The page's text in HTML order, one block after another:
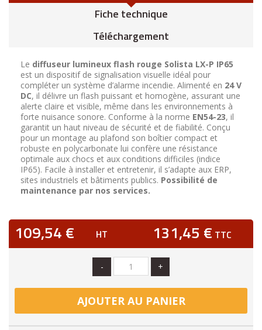
Fiche technique
Téléchargement
Le diffuseur lumineux flash rouge Solista LX-P IP65
est un dispositif de signalisation visuelle idéal pour
compléter un système d’alarme incendie. Alimenté en 24 V
DC, il délivre un flash puissant et homogène, assurant une
alerte claire et visible, même dans les environnements à
forte nuisance sonore. Conforme à la norme EN54-23, il
garantit un haut niveau de sécurité et de fiabilité. Conçu
pour un montage au plafond son boîtier compact et
robuste en polycarbonate lui confère une résistance
optimale aux chocs et aux conditions difficiles (indice
IP65). Facile à installer et entretenir, il s’adapte aux ERP,
sites industriels et bâtiments publics. Possibilité de
maintenance par nos services.
109,54 € HT 131,45 € TTC
- +
AJOUTER AU PANIER